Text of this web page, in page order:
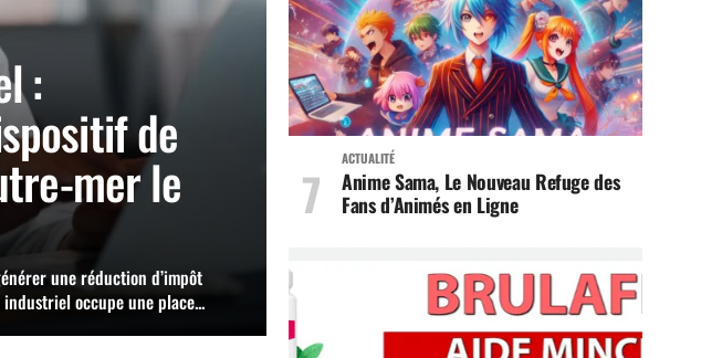
:
de
mer le
une réduction d’impôt
occupe une place...
ACTUALITÉ
Anime Sama, Le Nouveau Refuge des
Fans d’Animés en Ligne